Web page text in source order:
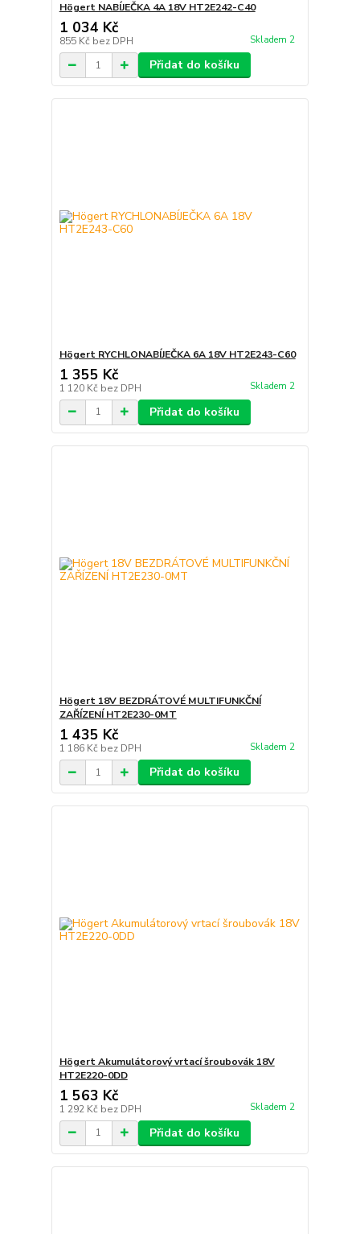
Högert NABÍJEČKA 4A 18V HT2E242-C40
1 034 Kč
855 Kč bez DPH Skladem 2
Přidat do košíku
Högert RYCHLONABÍJEČKA 6A 18V HT2E243-C60
1 355 Kč
1 120 Kč bez DPH Skladem 2
Přidat do košíku
Högert 18V BEZDRÁTOVÉ MULTIFUNKČNÍ
ZAŘÍZENÍ HT2E230-0MT
1 435 Kč
1 186 Kč bez DPH Skladem 2
Přidat do košíku
Högert Akumulátorový vrtací šroubovák 18V
HT2E220-0DD
1 563 Kč
1 292 Kč bez DPH Skladem 2
Přidat do košíku